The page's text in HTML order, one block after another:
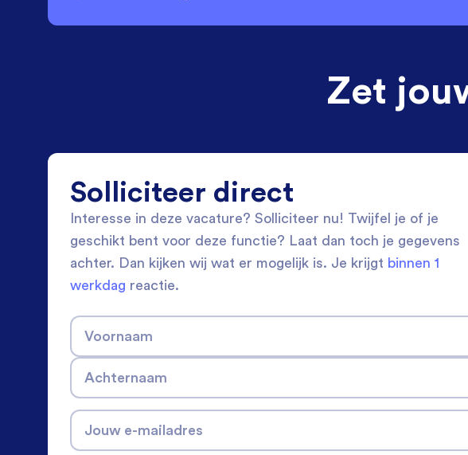
Zet
Solliciteer direct
Interesse in deze vacature? Solliciteer nu! Twijfel je of je
geschikt bent voor deze functie? Laat dan toch je gegevens
achter. Dan kijken wij wat er mogelijk is. Je krijgt binnen 1
werkdag reactie.
Voornaam
Achternaam
Jouw e-mailadres